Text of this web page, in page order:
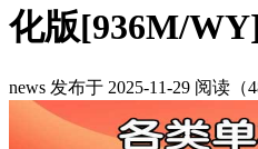
化版[936M/
news 发布于 2025-11-29 阅读（